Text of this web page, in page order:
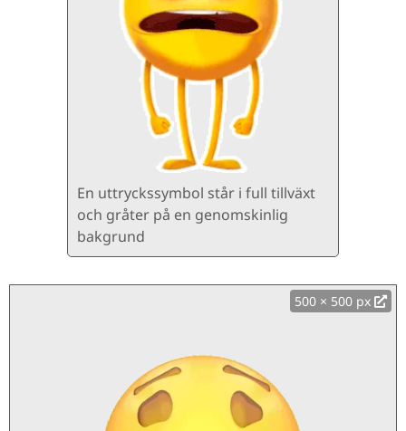
En uttryckssymbol står i full tillväxt
och gråter på en genomskinlig
bakgrund
500 × 500 px